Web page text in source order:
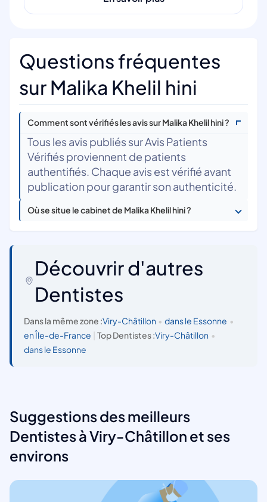
Questions fréquentes
sur Malika Khelil hini
Comment sont vérifiés les avis sur Malika Khelil hini ?
Tous les avis publiés sur Avis Patients
Vérifiés proviennent de patients
authentifiés. Chaque avis est vérifié avant
publication pour garantir son authenticité.
Où se situe le cabinet de Malika Khelil hini ?
Découvrir d'autres
Dentistes
Dans la même zone :Viry-Châtillon • dans le Essonne •
en Île-de-France
Top Dentistes :Viry-Châtillon •
dans le Essonne
Suggestions des meilleurs
Dentistes à Viry-Châtillon et ses
environs